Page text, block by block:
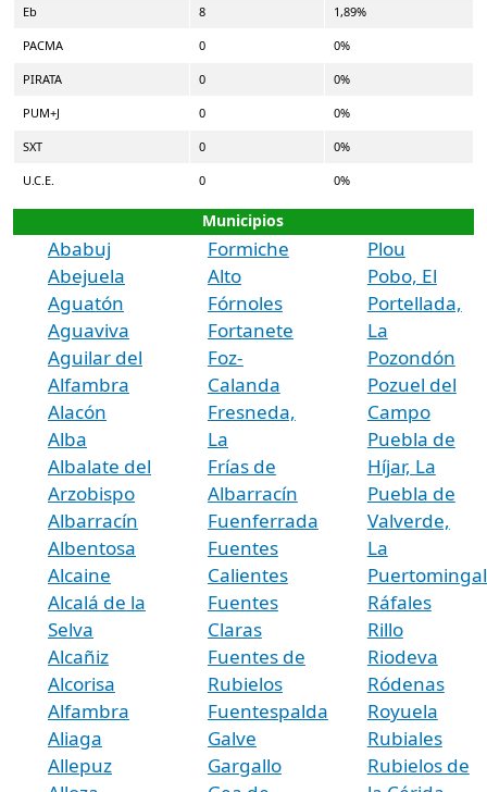
Eb 8 1,89%
PACMA 0 0%
PIRATA 0 0%
PUM+J 0 0%
SXT 0 0%
U.C.E. 0 0%
Municipios
Ababuj
Abejuela
Aguatón
Aguaviva
Aguilar del
Alfambra
Alacón
Alba
Albalate del
Arzobispo
Albarracín
Albentosa
Alcaine
Alcalá de la
Selva
Alcañiz
Alcorisa
Alfambra
Aliaga
Allepuz
Formiche
Alto
Fórnoles
Fortanete
Foz-
Calanda
Fresneda,
La
Frías de
Albarracín
Fuenferrada
Fuentes
Calientes
Fuentes
Claras
Fuentes de
Rubielos
Fuentespalda
Galve
Gargallo
Plou
Pobo, El
Portellada,
La
Pozondón
Pozuel del
Campo
Puebla de
Híjar, La
Puebla de
Valverde,
La
Ráfales
Rillo
Riodeva
Ródenas
Royuela
Rubiales
Rubielos de